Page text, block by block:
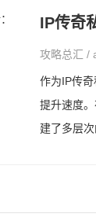
IP传奇
攻略总汇 /
作为IP传
提升速度
建了多层